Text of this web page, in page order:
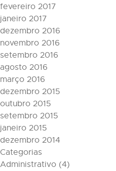
fevereiro 2017
janeiro 2017
dezembro 2016
novembro 2016
setembro 2016
agosto 2016
março 2016
dezembro 2015
outubro 2015
setembro 2015
janeiro 2015
dezembro 2014
Categorias
Administrativo (4)